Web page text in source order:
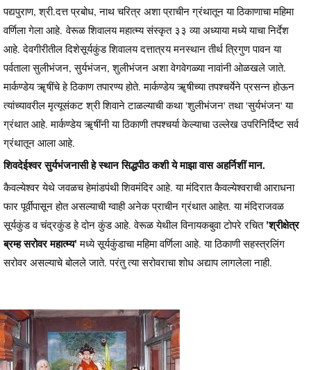
पद्यपुराण, श्री.दत्त प्रबोध, नाथ चरित्र अशा प्राचीन ग्रंथातून या ठिकाणाचा महिमा
वर्णिला गेला आहे. वेरूळ शिवालय महात्म्य संस्कृत ३३ व्या अध्याया मध्ये याचा निर्देश
आहे. देवगीरीतील दिशेसूर्यकुंड शिवालय दत्तात्रय मनस्थान तीर्थ त्रिगुण पावन या
पर्वताला सुलीभंजन, सुर्यभंजन, शुलीभंजन अशा वेगवेगळ्या नावांनी ओळखले जाते.
मार्कण्डेय ॠषींचे हे ठिकाण तपारण्य होते. मार्कण्डेय ॠषीच्या तपश्चर्येने प्रसन्न होऊन
त्यांच्यावरील मृत्यूसंकट श्री शिवाने टाळल्याची कथा 'शुलीभंजन' तथा 'सुर्यभंजन' या
ग्रंथात आहे. मार्कण्डेय ॠषींनी या ठिकाणी तपश्चर्या केल्याचा उल्लेख उपरिनिर्दिष्ट सर्व
ग्रंथातून आला आहे.
शिवदेईश्वर सुर्यभंजनासी हे स्थान सिद्धपीठ कशी ये माझा वास अहर्निशीं मान.
कैवल्येश्वर येथे जवळच हेमांडपंथी शिवमंदिर आहे. या मंदिरात कैवल्येश्वराची आराधना
फार पूर्वीपासून होत असल्याची ग्वाही अनेक प्राचीन ग्रंथात आहेत. या मंदिराजवळ
सूर्यकुंड व चंद्रकुंड हे दोन कुंड आहे. वेरूळ येथील विनायकबुवा टोपरे रचित'श्रीक्षेत्र
ब्रम्ह सरोवर महात्म्य' मध्ये सूर्यकुंडाचा महिमा वर्णिला आहे. या ठिकाणी सहस्त्रलिंग
सरोवर असल्याचे बोलले जाते. परंतु त्या सरोवराचा शोध अद्याप लागलेला नाही.